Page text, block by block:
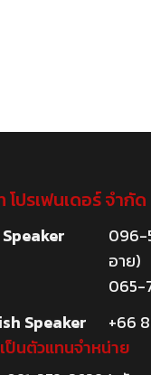
โปรเฟนเดอร์ จำกัด
096-
อาย)
065-
Speaker
+66
ป็นตัวแทนจำหน่าย